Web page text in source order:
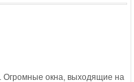
Огромные окна, выходящие на